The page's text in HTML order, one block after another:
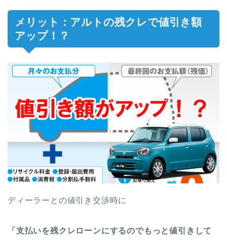
メリット：アルトの残クレで値引き額
アップ！？
ディーラーとの値引き交渉時に
「支払いを残クレローンにするのでもっと値引きして